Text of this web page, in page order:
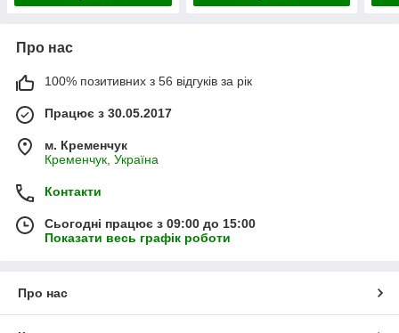
Про нас
100% позитивних з 56 відгуків за рік
Працює з 30.05.2017
м. Кременчук
Кременчук, Україна
Контакти
Сьогодні працює з 09:00 до 15:00
Показати весь графік роботи
Про нас